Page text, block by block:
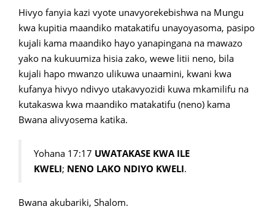
Hivyo fanyia kazi vyote unavyorekebishwa na Mungu
kwa kupitia maandiko matakatifu unayoyasoma, pasipo
kujali kama maandiko hayo yanapingana na mawazo
yako na kukuumiza hisia zako, wewe litii neno, bila
kujali hapo mwanzo ulikuwa unaamini, kwani kwa
kufanya hivyo ndivyo utakavyozidi kuwa mkamilifu na
kutakaswa kwa maandiko matakatifu (neno) kama
Bwana alivyosema katika.
Yohana 17:17 UWATAKASE KWA ILE
KWELI; NENO LAKO NDIYO KWELI.
Bwana akubariki, Shalom.